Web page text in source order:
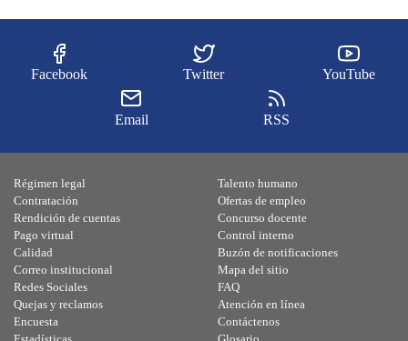
Facebook Twitter YouTube
Email RSS
Régimen legal
Contratación
Rendición de cuentas
Pago virtual
Calidad
Talento humano
Ofertas de empleo
Concurso docente
Control interno
Buzón de notificaciones
Correo institucional
Redes Sociales
Quejas y reclamos
Encuesta
Mapa del sitio
FAQ
Atención en línea
Contáctenos